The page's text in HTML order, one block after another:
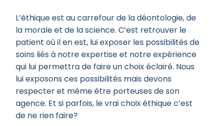
L’éthique est au carrefour de la déontologie, de
la morale et de la science. C’est retrouver le
patient où il en est, lui exposer les possibilités de
soins liés à notre expertise et notre expérience
qui lui permettra de faire un choix éclairé. Nous
lui exposons ces possibilités mais devons
respecter et même être porteuses de son
agence. Et si parfois, le vrai choix éthique c’est
de ne rien faire?